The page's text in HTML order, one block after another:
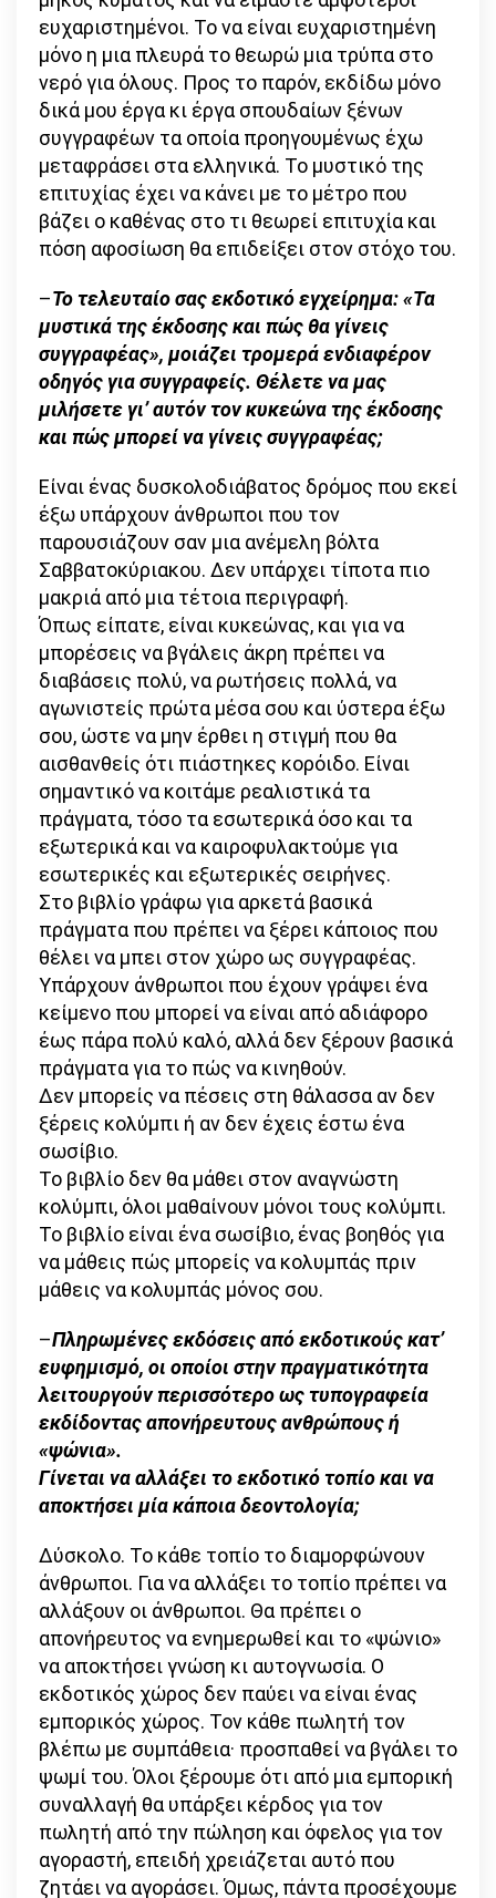
ευχαριστημένοι. Το να είναι ευχαριστημένη
μόνο η μια πλευρά το θεωρώ μια τρύπα στο
νερό για όλους. Προς το παρόν, εκδίδω μόνο
δικά μου έργα κι έργα σπουδαίων ξένων
συγγραφέων τα οποία προηγουμένως έχω
μεταφράσει στα ελληνικά. Το μυστικό της
επιτυχίας έχει να κάνει με το μέτρο που
βάζει ο καθένας στο τι θεωρεί επιτυχία και
πόση αφοσίωση θα επιδείξει στον στόχο του.
–To τελευταίο σας εκδοτικό εγχείρημα: «Τα
μυστικά της έκδοσης και πώς θα γίνεις
συγγραφέας», μοιάζει τρομερά ενδιαφέρον
οδηγός για συγγραφείς. Θέλετε να μας
μιλήσετε γι’ αυτόν τον κυκεώνα της έκδοσης
και πώς μπορεί να γίνεις συγγραφέας;
Είναι ένας δυσκολοδιάβατος δρόμος που εκεί
έξω υπάρχουν άνθρωποι που τον
παρουσιάζουν σαν μια ανέμελη βόλτα
Σαββατοκύριακου. Δεν υπάρχει τίποτα πιο
μακριά από μια τέτοια περιγραφή.
Όπως είπατε, είναι κυκεώνας, και για να
μπορέσεις να βγάλεις άκρη πρέπει να
διαβάσεις πολύ, να ρωτήσεις πολλά, να
αγωνιστείς πρώτα μέσα σου και ύστερα έξω
σου, ώστε να μην έρθει η στιγμή που θα
αισθανθείς ότι πιάστηκες κορόιδο. Είναι
σημαντικό να κοιτάμε ρεαλιστικά τα
πράγματα, τόσο τα εσωτερικά όσο και τα
εξωτερικά και να καιροφυλακτούμε για
εσωτερικές και εξωτερικές σειρήνες.
Στο βιβλίο γράφω για αρκετά βασικά
πράγματα που πρέπει να ξέρει κάποιος που
θέλει να μπει στον χώρο ως συγγραφέας.
Υπάρχουν άνθρωποι που έχουν γράψει ένα
κείμενο που μπορεί να είναι από αδιάφορο
έως πάρα πολύ καλό, αλλά δεν ξέρουν βασικά
πράγματα για το πώς να κινηθούν.
Δεν μπορείς να πέσεις στη θάλασσα αν δεν
ξέρεις κολύμπι ή αν δεν έχεις έστω ένα
σωσίβιο.
Το βιβλίο δεν θα μάθει στον αναγνώστη
κολύμπι, όλοι μαθαίνουν μόνοι τους κολύμπι.
Το βιβλίο είναι ένα σωσίβιο, ένας βοηθός για
να μάθεις πώς μπορείς να κολυμπάς πριν
μάθεις να κολυμπάς μόνος σου.
–Πληρωμένες εκδόσεις από εκδοτικούς κατ’
ευφημισμό, οι οποίοι στην πραγματικότητα
λειτουργούν περισσότερο ως τυπογραφεία
εκδίδοντας απονήρευτους ανθρώπους ή
«ψώνια».
Γίνεται να αλλάξει το εκδοτικό τοπίο και να
αποκτήσει μία κάποια δεοντολογία;
Δύσκολο. Το κάθε τοπίο το διαμορφώνουν
άνθρωποι. Για να αλλάξει το τοπίο πρέπει να
αλλάξουν οι άνθρωποι. Θα πρέπει ο
απονήρευτος να ενημερωθεί και το «ψώνιο»
να αποκτήσει γνώση κι αυτογνωσία. Ο
εκδοτικός χώρος δεν παύει να είναι ένας
εμπορικός χώρος. Τον κάθε πωλητή τον
βλέπω με συμπάθεια· προσπαθεί να βγάλει το
ψωμί του. Όλοι ξέρουμε ότι από μια εμπορική
συναλλαγή θα υπάρξει κέρδος για τον
πωλητή από την πώληση και όφελος για τον
αγοραστή, επειδή χρειάζεται αυτό που
ζητάει να αγοράσει. Όμως, πάντα προσέχουμε